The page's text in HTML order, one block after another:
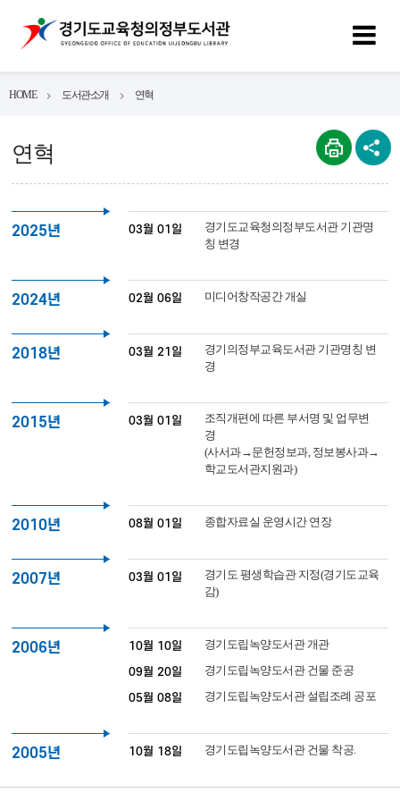
HOME 도서관소개 연혁
연혁
2025년 03월 01일
경기도교육청의정부도서관 기관명
칭 변경
2024년 02월 06일 미디어창작공간 개실
2018년 03월 21일
경기의정부교육도서관 기관명칭 변
경
2015년 03월 01일
조직개편에 따른 부서명 및 업무변
경
(사서과→문헌정보과, 정보봉사과→
학교도서관지원과)
2010년 08월 01일 종합자료실 운영시간 연장
2007년 03월 01일
경기도 평생학습관 지정(경기도교육
감)
2006년 10월 10일 경기도립녹양도서관 개관
09월 20일 경기도립녹양도서관 건물 준공
05월 08일 경기도립녹양도서관 설립조례 공포
2005년 10월 18일 경기도립녹양도서관 건물 착공.